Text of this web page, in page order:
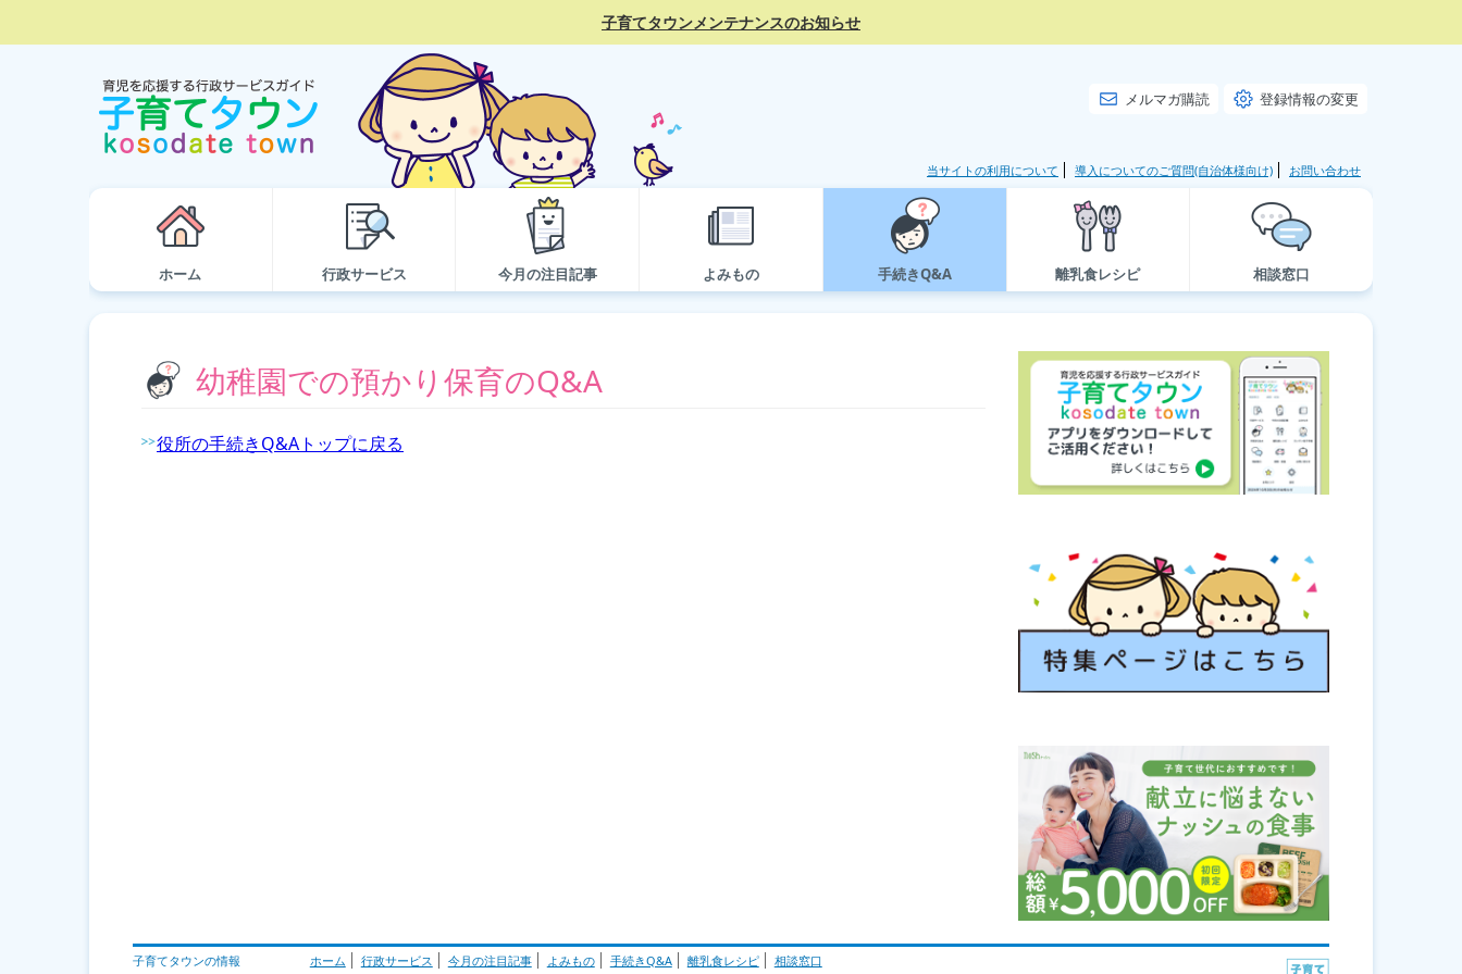
子育てタウンメンテナンスのお知らせ
メルマガ購読 登録情報の変更
当サイトの利用について 導入についてのご質問(自治体様向け) お問い合わせ
ホーム 行政サービス 今月の注目記事 よみもの 手続きQ&A 離乳食レシピ 相談窓口
幼稚園での預かり保育のQ&A
役所の手続きQ&Aトップに戻る
子育てタウンの情報 ホーム 行政サービス 今月の注目記事 よみもの 手続きQ&A 離乳食レシピ 相談窓口